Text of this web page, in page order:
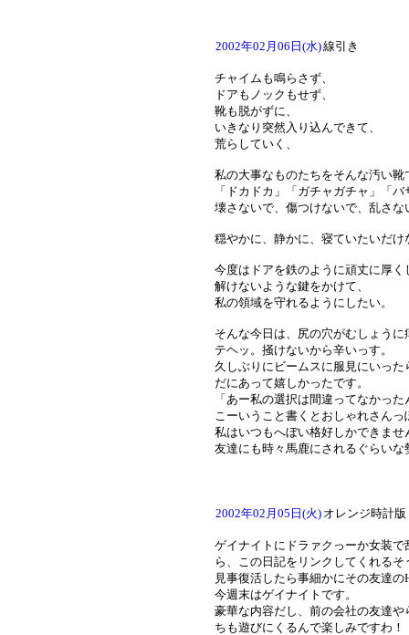
2002年02月06日(水)線引き
チャイムも鳴らさず、
ドアもノックもせず、
靴も脱がずに、
いきなり突然入り込んできて、
荒らしていく、
私の大事なものたちをそんな汚い
「ドカドカ」「ガチャガチャ」「バ
壊さないで、傷つけないで、乱さな
穏やかに、静かに、寝ていたいだけ
今度はドアを鉄のように頑丈に厚く
解けないような鍵をかけて、
私の領域を守れるようにしたい。
そんな今日は、尻の穴がむしょうに
テヘッ。掻けないから辛いっす。
久しぶりにビームスに服見にいっ
だにあって嬉しかったです。
「あー私の選択は間違ってなかっ
こーいうこと書くとおしゃれさんっ
私はいつもへぼい格好しかできませ
友達にも時々馬鹿にされるぐらいな
2002年02月05日(火) オレンジ時計版
ゲイナイトにドラァクっーか女装
ら、この日記をリンクしてくれるそ
見事復活したら事細かにその友達
今週末はゲイナイトです。
豪華な内容だし、前の会社の友達
ちも遊びにくるんで楽しみですわ！